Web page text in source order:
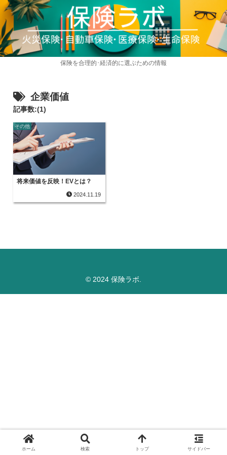
保険を合理的･経済的に選ぶための情報
企業価値
記事数:(1)
その他
将来価値を反映！EVとは？
2024.11.19
© 2024 保険ラボ.
ホーム 検索 トップ サイドバー